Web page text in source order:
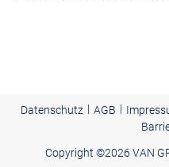
Datenschutz | AGB |
Copyright ©2026 VAN